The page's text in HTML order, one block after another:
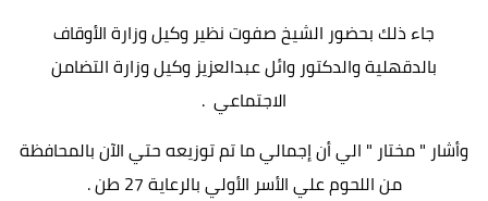
جاء ذلك بحضور الشيخ صفوت نظير وكيل وزارة الأوقاف
بالدقهلية والدكتور وائل عبدالعزيز وكيل وزارة التضامن
الاجتماعي .
وأشار " مختار " الي أن إجمالي ما تم توزيعه حتي الآن بالمحافظة
من اللحوم علي الأسر الأولي بالرعاية 27 طن .